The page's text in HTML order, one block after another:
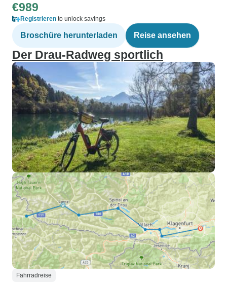
€989
Registrieren to unlock savings
Broschüre herunterladen Reise ansehen
Der Drau-Radweg sportlich
Fahrradreise